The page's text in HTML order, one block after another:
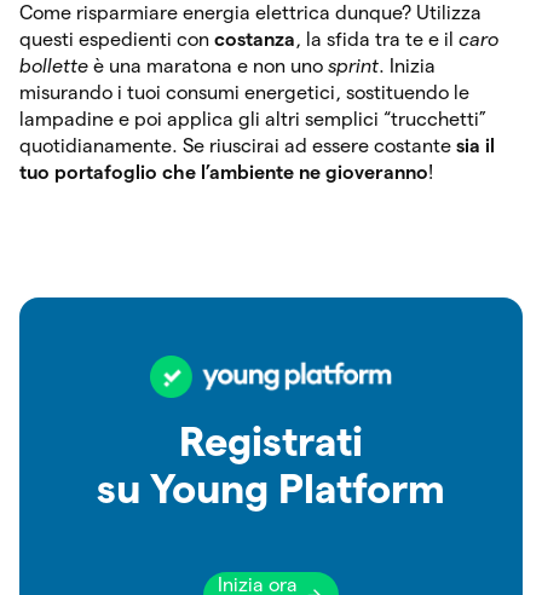
Come risparmiare energia elettrica dunque? Utilizza
questi espedienti con costanza, la sfida tra te e il caro
bollette è una maratona e non uno sprint. Inizia
misurando i tuoi consumi energetici, sostituendo le
lampadine e poi applica gli altri semplici “trucchetti”
quotidianamente. Se riuscirai ad essere costante sia il
tuo portafoglio che l’ambiente ne gioveranno!
Registrati
su Young Platform
Inizia ora